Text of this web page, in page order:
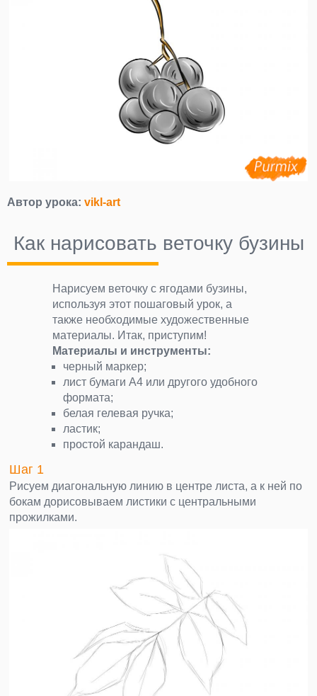
Автор урока: vikl-art
Как нарисовать веточку бузины
Нарисуем веточку с ягодами бузины,
используя этот пошаговый урок, а
также необходимые художественные
материалы. Итак, приступим!
Материалы и инструменты:
черный маркер;
лист бумаги А4 или другого удобного
формата;
белая гелевая ручка;
ластик;
простой карандаш.
Шаг 1
Рисуем диагональную линию в центре листа, а к ней по
бокам дорисовываем листики с центральными
прожилками.